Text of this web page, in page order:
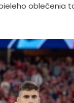
oblečenia